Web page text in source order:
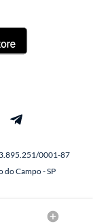
0001-87
do Campo - SP